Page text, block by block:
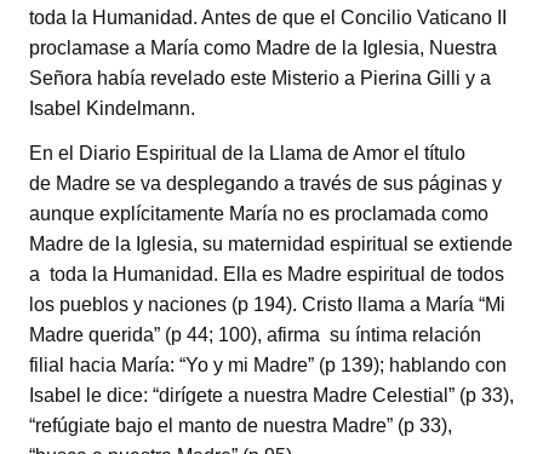
toda la Humanidad. Antes de que el Concilio Vaticano II
proclamase a María como Madre de la Iglesia, Nuestra
Señora había revelado este Misterio a Pierina Gilli y a
Isabel Kindelmann.
En el Diario Espiritual de la Llama de Amor el título
de Madre se va desplegando a través de sus páginas y
aunque explícitamente María no es proclamada como
Madre de la Iglesia, su maternidad espiritual se extiende
a toda la Humanidad. Ella es Madre espiritual de todos
los pueblos y naciones (p 194). Cristo llama a María “Mi
Madre querida” (p 44; 100), afirma su íntima relación
filial hacia María: “Yo y mi Madre” (p 139); hablando con
Isabel le dice: “dirígete a nuestra Madre Celestial” (p 33),
“refúgiate bajo el manto de nuestra Madre” (p 33),